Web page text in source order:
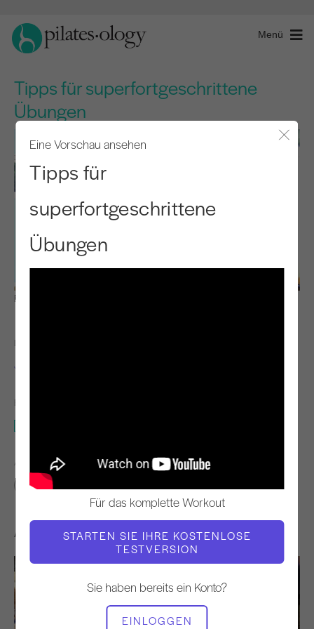
Menü
Tipps für superfortgeschrittene
Übungen
Eine Vorschau ansehen
Tipps für
superfortgeschrittene
Übungen
Für das komplette Workout
STARTEN SIE IHRE KOSTENLOSE
TESTVERSION
Sie haben bereits ein Konto?
EINLOGGEN
Beobachten & Lernen
LEHRER
Jay Grimes
BENÖTIGTE AUSRÜSTUNG
ÄHNLICHE KLASSEN FINDEN FÜR
0 - 10 min
Andere Workouts, die Ihnen gefallen könnten